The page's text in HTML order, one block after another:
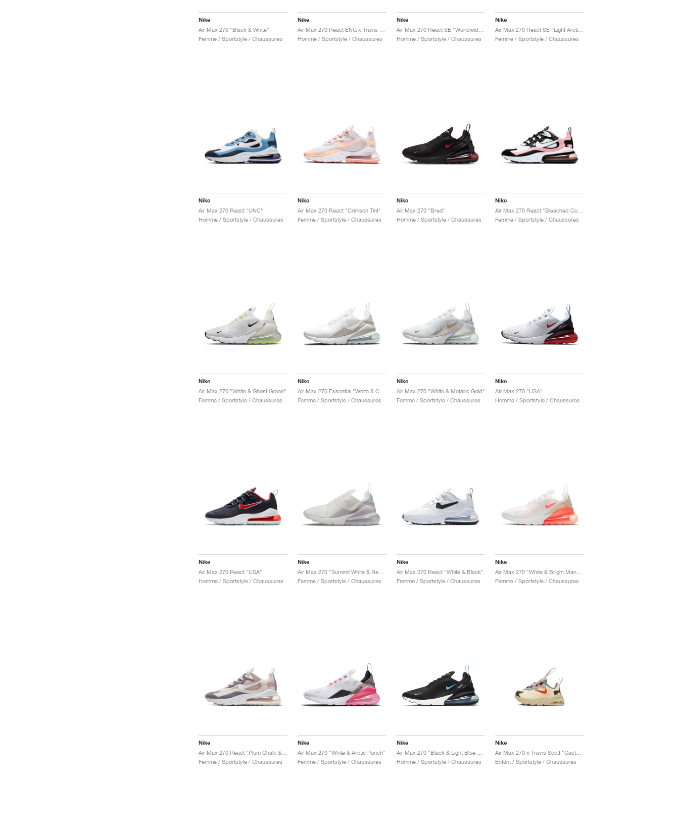
Nike
Air Max 270 "Black & White"
Femme / Sportstyle / Chaussures
Nike
Homme / Sportstyle / Chaussures
Nike
Homme / Sportstyle / Chaussures
Nike
Femme / Sportstyle / Chaussures
Nike
Air Max 270 React "UNC"
Homme / Sportstyle / Chaussures
Nike
Air Max 270 React "Crimson Tint"
Femme / Sportstyle / Chaussures
Nike
Air Max 270 "Bred"
Homme / Sportstyle / Chaussures
Nike
Femme / Sportstyle / Chaussures
Nike
Air Max 270 "White & Ghost Green"
Femme / Sportstyle / Chaussures
Nike
Air Max 270 Essential "White & Cashmere"
Femme / Sportstyle / Chaussures
Nike
Air Max 270 "White & Metallic Gold"
Femme / Sportstyle / Chaussures
Nike
Air Max 270 "USA"
Homme / Sportstyle / Chaussures
Nike
Air Max 270 React "USA"
Homme / Sportstyle / Chaussures
Nike
Air Max 270 "Summit White & Regal Pink"
Femme / Sportstyle / Chaussures
Nike
Air Max 270 React "White & Black"
Femme / Sportstyle / Chaussures
Nike
Femme / Sportstyle / Chaussures
Nike
Femme / Sportstyle / Chaussures
Nike
Air Max 270 "White & Arctic Punch"
Femme / Sportstyle / Chaussures
Nike
Homme / Sportstyle / Chaussures
Nike
Enfant / Sportstyle / Chaussures